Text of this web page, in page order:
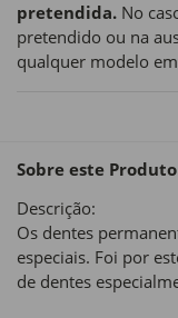
pretendida. No
pretendido ou na
qualquer modelo
Sobre este Produto
Descrição:
Os dentes
especiais. Foi por
de dentes